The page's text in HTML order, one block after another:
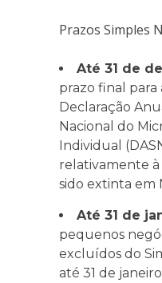
Prazos Simples
Até 31 de
prazo final para
Declaração
Nacional do
Individual
relativamente
sido extinta em
Até 31 de
pequenos
excluídos do
até 31 de